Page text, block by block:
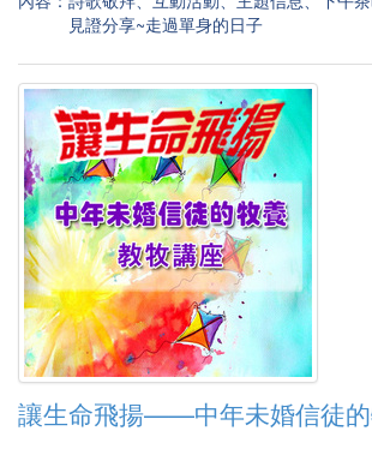
見證分享~走過單身的日子
讓生命飛揚——中年未婚信徒